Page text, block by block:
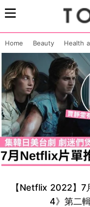
Home Beauty Health
【Netflix 2022】7
4》第二